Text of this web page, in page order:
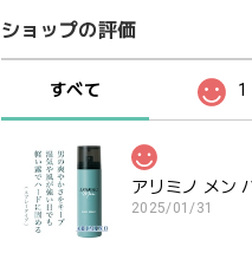
ショップの評価
すべて 1
アリミノ メン
2025/01/31